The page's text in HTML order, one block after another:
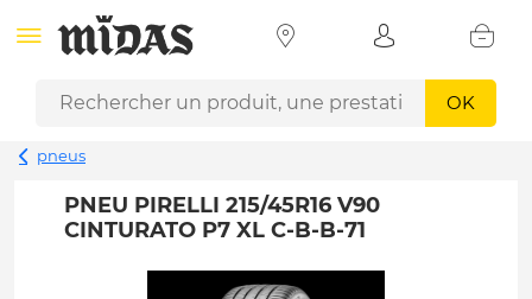
OK
pneus
PNEU PIRELLI 215/45R16 V90
CINTURATO P7 XL C-B-B-71